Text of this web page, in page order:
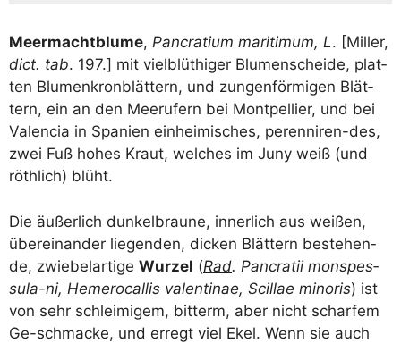
Meer­macht­blu­me, Pan­cra­ti­um mari­ti­mum, L. [Mil­ler,
dict. tab. 197.] mit viel­blüt­hi­ger Blu­men­schei­de, plat­
ten Blu­men­kron­blät­tern, und zun­gen­för­mi­gen Blät­
tern, ein an den Meer­u­fern bei Mont­pel­lier, und bei
Valen­cia in Spa­ni­en ein­hei­mi­sches, peren­ni­ren-des,
zwei Fuß hohes Kraut, wel­ches im Juny weiß (und
röth­lich) blüht.
Die äußer­lich dun­kel­brau­ne, inner­lich aus wei­ßen,
über­ein­an­der lie­gen­den, dicken Blät­tern bestehen­
de, zwie­bel­ar­ti­ge Wur­zel (Rad. Pan­cra­tii mon­spes­
su­la-ni, Hemero­cal­lis valen­tinae, Scil­lae mino­ris) ist
von sehr schlei­mi­gem, bit­term, aber nicht schar­fem
Ge-schma­cke, und erregt viel Ekel. Wenn sie auch